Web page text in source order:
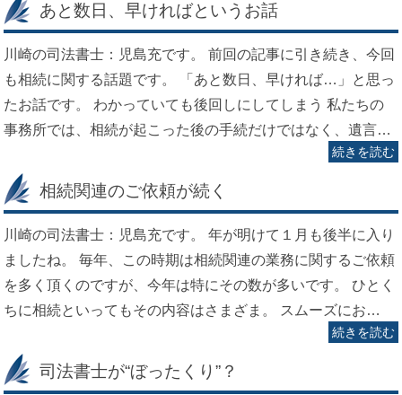
あと数日、早ければというお話
川崎の司法書士：児島充です。 前回の記事に引き続き、今回
も相続に関する話題です。 「あと数日、早ければ…」と思っ
たお話です。 わかっていても後回しにしてしまう 私たちの
事務所では、相続が起こった後の手続だけではなく、遺言…
続きを読む
相続関連のご依頼が続く
川崎の司法書士：児島充です。 年が明けて１月も後半に入り
ましたね。 毎年、この時期は相続関連の業務に関するご依頼
を多く頂くのですが、今年は特にその数が多いです。 ひとく
ちに相続といってもその内容はさまざま。 スムーズにお…
続きを読む
司法書士が“ぼったくり”？